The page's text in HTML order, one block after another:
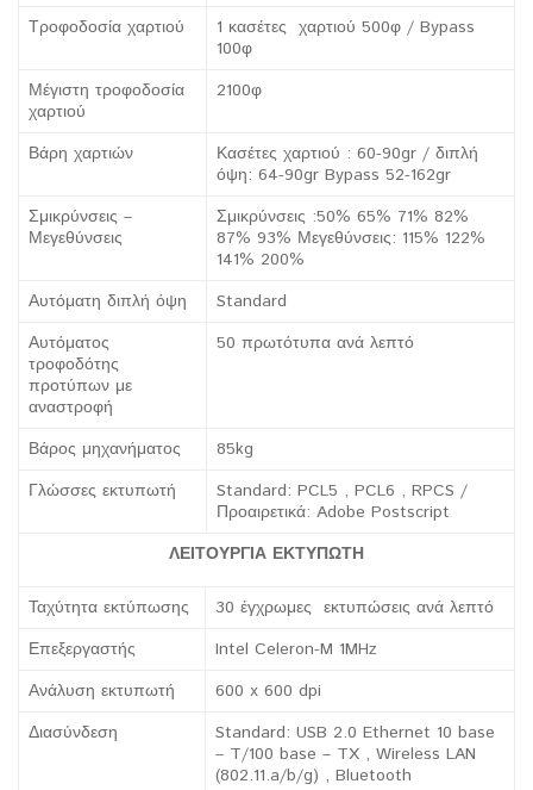
Τροφοδοσία χαρτιού
1 κασέτες χαρτιού 500φ / Bypass
100φ
Μέγιστη τροφοδοσία
χαρτιού
2100φ
Βάρη χαρτιών
Κασέτες χαρτιού : 60-90gr / διπλή
όψη: 64-90gr Bypass 52-162gr
Σμικρύνσεις –
Μεγεθύνσεις
Σμικρύνσεις :50% 65% 71% 82%
87% 93% Μεγεθύνσεις: 115% 122%
141% 200%
Αυτόματη διπλή όψη
Standard
Αυτόματος
τροφοδότης
προτύπων με
αναστροφή
50 πρωτότυπα ανά λεπτό
Βάρος μηχανήματος
85kg
Γλώσσες εκτυπωτή
Standard: PCL5 , PCL6 , RPCS /
Προαιρετικά: Adobe Postscript
ΛΕΙΤΟΥΡΓΙΑ ΕΚΤΥΠΩΤΗ
Ταχύτητα εκτύπωσης
30 έγχρωμες εκτυπώσεις ανά λεπτό
Επεξεργαστής
Intel Celeron-M 1MHz
Ανάλυση εκτυπωτή
600 x 600 dpi
Διασύνδεση
Standard: USB 2.0 Ethernet 10 base
– T/100 base – TX , Wireless LAN
(802.11.a/b/g) , Bluetooth